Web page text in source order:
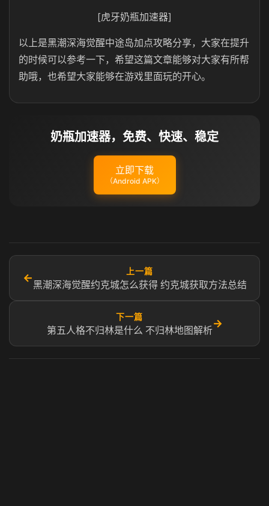
[虎牙奶瓶加速器]
以上是黑潮深海觉醒中途岛加点攻略分享，大家在提升
的时候可以参考一下，希望这篇文章能够对大家有所帮
助哦，也希望大家能够在游戏里面玩的开心。
奶瓶加速器，免费、快速、稳定
立即下载
（Android APK）
←
上一篇
黑潮深海觉醒约克城怎么获得 约克城获取方法总结
下一篇
第五人格不归林是什么 不归林地图解析
→